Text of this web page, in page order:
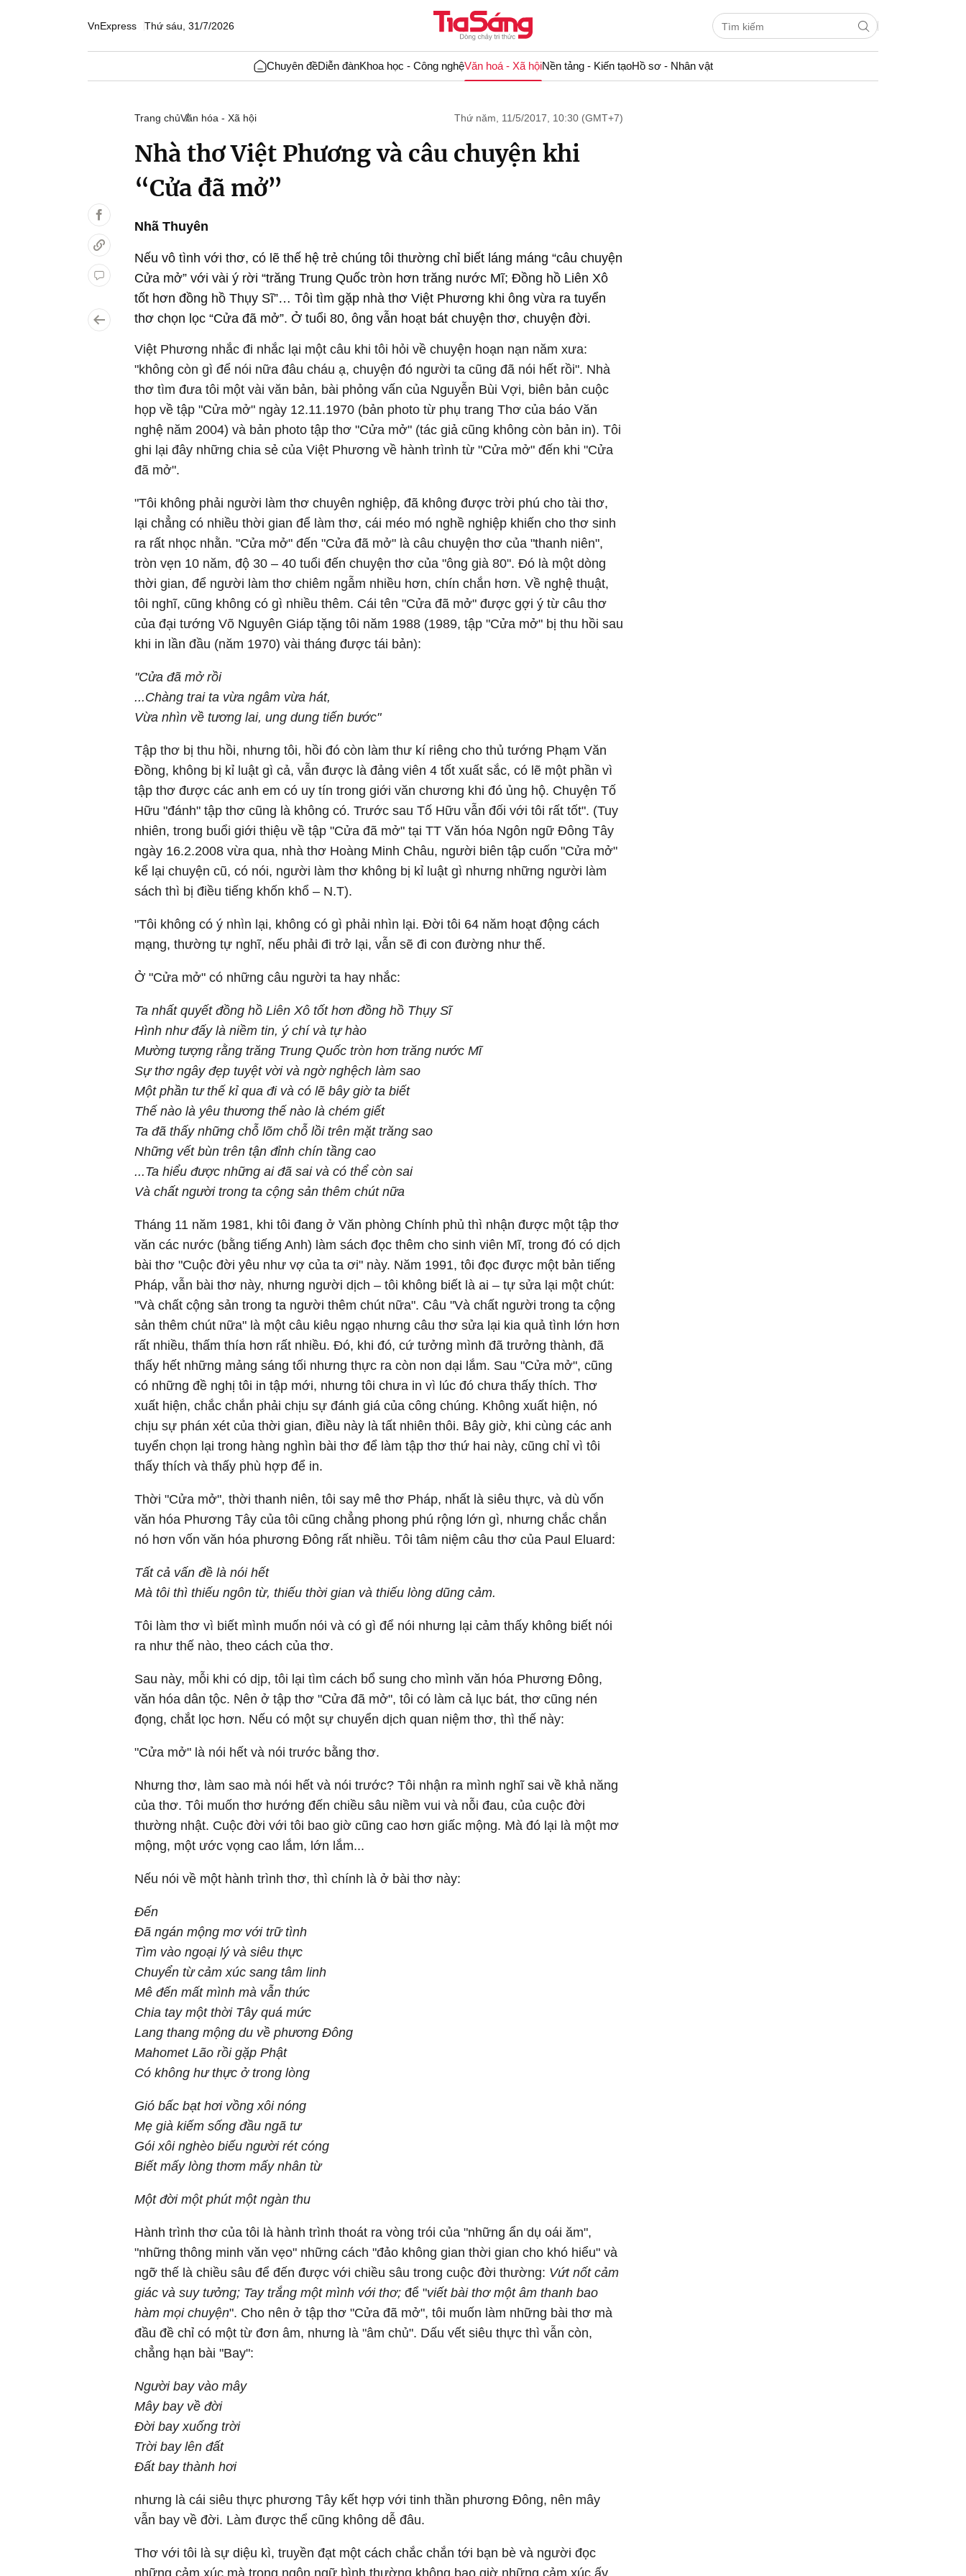
VnExpress Thứ sáu, 31/7/2026
Chuyên đềDiễn đànKhoa học - Công nghệVăn hoá - Xã hộiNền tảng - Kiến tạoHồ sơ - Nhân vật
Trang chủVăn hóa - Xã hội Thứ năm, 11/5/2017, 10:30 (GMT+7)
Nhà thơ Việt Phương và câu chuyện khi
“Cửa đã mở”
Nhã Thuyên
Nếu vô tình với thơ, có lẽ thế hệ trẻ chúng tôi thường chỉ biết láng máng “câu chuyện
Cửa mở” với vài ý rời “trăng Trung Quốc tròn hơn trăng nước Mĩ; Đồng hồ Liên Xô
tốt hơn đồng hồ Thụy Sĩ”… Tôi tìm gặp nhà thơ Việt Phương khi ông vừa ra tuyển
thơ chọn lọc “Cửa đã mở”. Ở tuổi 80, ông vẫn hoạt bát chuyện thơ, chuyện đời.
Việt Phương nhắc đi nhắc lại một câu khi tôi hỏi về chuyện hoạn nạn năm xưa:
"không còn gì để nói nữa đâu cháu ạ, chuyện đó người ta cũng đã nói hết rồi". Nhà
thơ tìm đưa tôi một vài văn bản, bài phỏng vấn của Nguyễn Bùi Vợi, biên bản cuộc
họp về tập "Cửa mở" ngày 12.11.1970 (bản photo từ phụ trang Thơ của báo Văn
nghệ năm 2004) và bản photo tập thơ "Cửa mở" (tác giả cũng không còn bản in). Tôi
ghi lại đây những chia sẻ của Việt Phương về hành trình từ "Cửa mở" đến khi "Cửa
đã mở".
"Tôi không phải người làm thơ chuyên nghiệp, đã không được trời phú cho tài thơ,
lại chẳng có nhiều thời gian để làm thơ, cái méo mó nghề nghiệp khiến cho thơ sinh
ra rất nhọc nhằn. "Cửa mở" đến "Cửa đã mở" là câu chuyện thơ của "thanh niên",
tròn vẹn 10 năm, độ 30 – 40 tuổi đến chuyện thơ của "ông già 80". Đó là một dòng
thời gian, để người làm thơ chiêm ngẫm nhiều hơn, chín chắn hơn. Về nghệ thuật,
tôi nghĩ, cũng không có gì nhiều thêm. Cái tên "Cửa đã mở" được gợi ý từ câu thơ
của đại tướng Võ Nguyên Giáp tặng tôi năm 1988 (1989, tập "Cửa mở" bị thu hồi sau
khi in lần đầu (năm 1970) vài tháng được tái bản):
"Cửa đã mở rồi
...Chàng trai ta vừa ngâm vừa hát,
Vừa nhìn về tương lai, ung dung tiến bước"
Tập thơ bị thu hồi, nhưng tôi, hồi đó còn làm thư kí riêng cho thủ tướng Phạm Văn
Đồng, không bị kỉ luật gì cả, vẫn được là đảng viên 4 tốt xuất sắc, có lẽ một phần vì
tập thơ được các anh em có uy tín trong giới văn chương khi đó ủng hộ. Chuyện Tố
Hữu "đánh" tập thơ cũng là không có. Trước sau Tố Hữu vẫn đối với tôi rất tốt". (Tuy
nhiên, trong buổi giới thiệu về tập "Cửa đã mở" tại TT Văn hóa Ngôn ngữ Đông Tây
ngày 16.2.2008 vừa qua, nhà thơ Hoàng Minh Châu, người biên tập cuốn "Cửa mở"
kể lại chuyện cũ, có nói, người làm thơ không bị kỉ luật gì nhưng những người làm
sách thì bị điều tiếng khốn khổ – N.T).
"Tôi không có ý nhìn lại, không có gì phải nhìn lại. Đời tôi 64 năm hoạt động cách
mạng, thường tự nghĩ, nếu phải đi trở lại, vẫn sẽ đi con đường như thế.
Ở "Cửa mở" có những câu người ta hay nhắc:
Ta nhất quyết đồng hồ Liên Xô tốt hơn đồng hồ Thụy Sĩ
Hình như đấy là niềm tin, ý chí và tự hào
Mường tượng rằng trăng Trung Quốc tròn hơn trăng nước Mĩ
Sự thơ ngây đẹp tuyệt vời và ngờ nghệch làm sao
Một phần tư thế kỉ qua đi và có lẽ bây giờ ta biết
Thế nào là yêu thương thế nào là chém giết
Ta đã thấy những chỗ lõm chỗ lồi trên mặt trăng sao
Những vết bùn trên tận đỉnh chín tầng cao
...Ta hiểu được những ai đã sai và có thể còn sai
Và chất người trong ta cộng sản thêm chút nữa
Tháng 11 năm 1981, khi tôi đang ở Văn phòng Chính phủ thì nhận được một tập thơ
văn các nước (bằng tiếng Anh) làm sách đọc thêm cho sinh viên Mĩ, trong đó có dịch
bài thơ "Cuộc đời yêu như vợ của ta ơi" này. Năm 1991, tôi đọc được một bản tiếng
Pháp, vẫn bài thơ này, nhưng người dịch – tôi không biết là ai – tự sửa lại một chút:
"Và chất cộng sản trong ta người thêm chút nữa". Câu "Và chất người trong ta cộng
sản thêm chút nữa" là một câu kiêu ngạo nhưng câu thơ sửa lại kia quả tình lớn hơn
rất nhiều, thấm thía hơn rất nhiều. Đó, khi đó, cứ tưởng mình đã trưởng thành, đã
thấy hết những mảng sáng tối nhưng thực ra còn non dại lắm. Sau "Cửa mở", cũng
có những đề nghị tôi in tập mới, nhưng tôi chưa in vì lúc đó chưa thấy thích. Thơ
xuất hiện, chắc chắn phải chịu sự đánh giá của công chúng. Không xuất hiện, nó
chịu sự phán xét của thời gian, điều này là tất nhiên thôi. Bây giờ, khi cùng các anh
tuyển chọn lại trong hàng nghìn bài thơ để làm tập thơ thứ hai này, cũng chỉ vì tôi
thấy thích và thấy phù hợp để in.
Thời "Cửa mở", thời thanh niên, tôi say mê thơ Pháp, nhất là siêu thực, và dù vốn
văn hóa Phương Tây của tôi cũng chẳng phong phú rộng lớn gì, nhưng chắc chắn
nó hơn vốn văn hóa phương Đông rất nhiều. Tôi tâm niệm câu thơ của Paul Eluard:
Tất cả vấn đề là nói hết
Mà tôi thì thiếu ngôn từ, thiếu thời gian và thiếu lòng dũng cảm.
Tôi làm thơ vì biết mình muốn nói và có gì để nói nhưng lại cảm thấy không biết nói
ra như thế nào, theo cách của thơ.
Sau này, mỗi khi có dịp, tôi lại tìm cách bổ sung cho mình văn hóa Phương Đông,
văn hóa dân tộc. Nên ở tập thơ "Cửa đã mở", tôi có làm cả lục bát, thơ cũng nén
đọng, chắt lọc hơn. Nếu có một sự chuyển dịch quan niệm thơ, thì thế này:
"Cửa mở" là nói hết và nói trước bằng thơ.
Nhưng thơ, làm sao mà nói hết và nói trước? Tôi nhận ra mình nghĩ sai về khả năng
của thơ. Tôi muốn thơ hướng đến chiều sâu niềm vui và nỗi đau, của cuộc đời
thường nhật. Cuộc đời với tôi bao giờ cũng cao hơn giấc mộng. Mà đó lại là một mơ
mộng, một ước vọng cao lắm, lớn lắm...
Nếu nói về một hành trình thơ, thì chính là ở bài thơ này:
Đến
Đã ngán mộng mơ với trữ tình
Tìm vào ngoại lý và siêu thực
Chuyển từ cảm xúc sang tâm linh
Mê đến mất mình mà vẫn thức
Chia tay một thời Tây quá mức
Lang thang mộng du về phương Đông
Mahomet Lão rồi gặp Phật
Có không hư thực ở trong lòng
Gió bấc bạt hơi vồng xôi nóng
Mẹ già kiếm sống đầu ngã tư
Gói xôi nghèo biếu người rét cóng
Biết mấy lòng thơm mấy nhân từ
Một đời một phút một ngàn thu
Hành trình thơ của tôi là hành trình thoát ra vòng trói của "những ẩn dụ oái ăm",
"những thông minh văn vẹo" những cách "đảo không gian thời gian cho khó hiểu" và
ngỡ thế là chiều sâu để đến được với chiều sâu trong cuộc đời thường: Vứt nốt cảm
giác và suy tưởng; Tay trắng một mình với thơ; để "viết bài thơ một âm thanh bao
hàm mọi chuyện". Cho nên ở tập thơ "Cửa đã mở", tôi muốn làm những bài thơ mà
đầu đề chỉ có một từ đơn âm, nhưng là "âm chủ". Dấu vết siêu thực thì vẫn còn,
chẳng hạn bài "Bay":
Người bay vào mây
Mây bay về đời
Đời bay xuống trời
Trời bay lên đất
Đất bay thành hơi
nhưng là cái siêu thực phương Tây kết hợp với tinh thần phương Đông, nên mây
vẫn bay về đời. Làm được thể cũng không dễ đâu.
Thơ với tôi là sự diệu kì, truyền đạt một cách chắc chắn tới bạn bè và người đọc
những cảm xúc mà trong ngôn ngữ bình thường không bao giờ những cảm xúc ấy